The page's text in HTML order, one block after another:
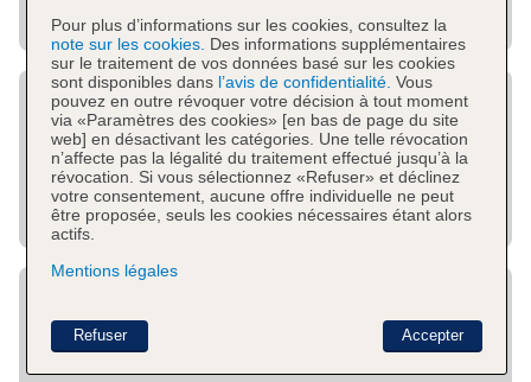
Pour plus d’informations sur les cookies, consultez la
note sur les cookies. Des informations supplémentaires
sur le traitement de vos données basé sur les cookies
sont disponibles dans l’avis de confidentialité. Vous
pouvez en outre révoquer votre décision à tout moment
via «Paramètres des cookies» [en bas de page du site
web] en désactivant les catégories. Une telle révocation
n’affecte pas la légalité du traitement effectué jusqu’à la
révocation. Si vous sélectionnez «Refuser» et déclinez
votre consentement, aucune offre individuelle ne peut
être proposée, seuls les cookies nécessaires étant alors
actifs.
Mentions légales
Accepter
Refuser